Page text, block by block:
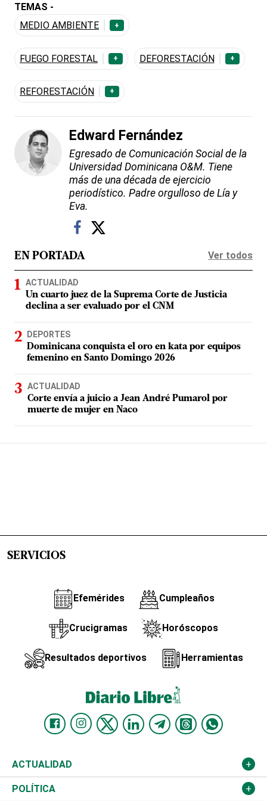
TEMAS -
MEDIO AMBIENTE
+
FUEGO FORESTAL + DEFORESTACIÓN +
REFORESTACIÓN +
Edward Fernández
Egresado de Comunicación Social de la
Universidad Dominicana O&M. Tiene
más de una década de ejercicio
periodístico. Padre orgulloso de Lía y
Eva.
EN PORTADA Ver todos
ACTUALIDAD
Un cuarto juez de la Suprema Corte de Justicia
declina a ser evaluado por el CNM
DEPORTES
Dominicana conquista el oro en kata por equipos
femenino en Santo Domingo 2026
ACTUALIDAD
Corte envía a juicio a Jean André Pumarol por
muerte de mujer en Naco
SERVICIOS
Efemérides Cumpleaños
Crucigramas Horóscopos
Resultados deportivos Herramientas
ACTUALIDAD
Nacional
POLÍTICA